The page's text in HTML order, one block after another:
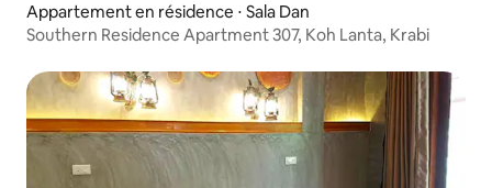
Appartement en résidence ⋅ Sala Dan
Southern Residence Apartment 307, Koh Lanta, Krabi